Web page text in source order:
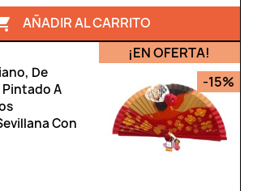
AÑADIR AL CARRITO
De
A
Con
¡EN OFERTA!
-15%